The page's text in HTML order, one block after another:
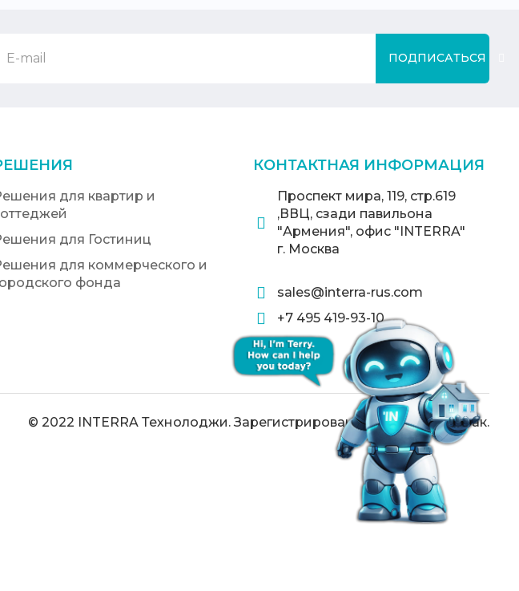
ПОДПИСАТЬСЯ
для квартир и
для Гостиниц
для коммерческого и
фонда
КОНТАКТНАЯ ИНФОРМАЦИЯ
Проспект мира, 119, стр.619
,ВВЦ, сзади павильона
"Армения", офис "INTERRA"
г. Москва
sales@interra-rus.com
+7 495 419-93-10
© 2022 INTERRA Технолоджи. Зарегистрированный товарный знак.